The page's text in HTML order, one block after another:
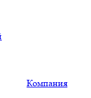
Компания